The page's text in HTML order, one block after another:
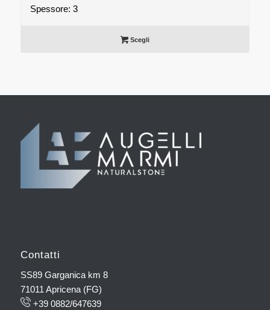
Spessore: 3
Scegli
Contatti
SS89 Garganica km 8
71011 Apricena (FG)
+39 0882/647639